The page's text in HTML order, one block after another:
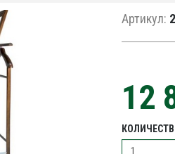
Артикул:
12